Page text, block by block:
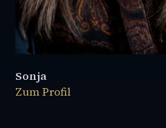
Sonja
Zum Profil